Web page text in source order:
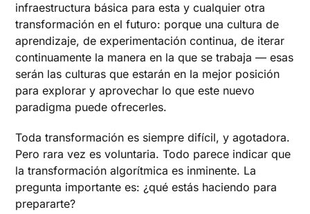
infraestructura básica para esta y cualquier otra
transformación en el futuro: porque una cultura de
aprendizaje, de experimentación continua, de iterar
continuamente la manera en la que se trabaja — esas
serán las culturas que estarán en la mejor posición
para explorar y aprovechar lo que este nuevo
paradigma puede ofrecerles.
Toda transformación es siempre difícil, y agotadora.
Pero rara vez es voluntaria. Todo parece indicar que
la transformación algorítmica es inminente. La
pregunta importante es: ¿qué estás haciendo para
prepararte?